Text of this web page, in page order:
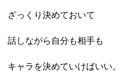
ざっくり決めておいて
話しながら自分も相手も
キャラを決めていけばいい。